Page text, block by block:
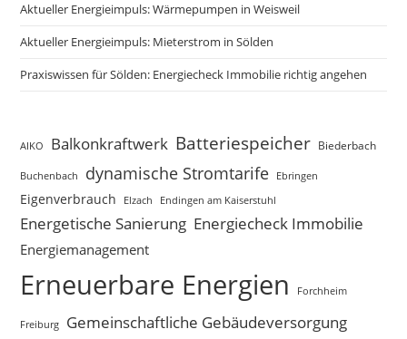
Aktueller Energieimpuls: Wärmepumpen in Weisweil
Aktueller Energieimpuls: Mieterstrom in Sölden
Praxiswissen für Sölden: Energiecheck Immobilie richtig angehen
AIKO Balkonkraftwerk Batteriespeicher Biederbach
Buchenbach dynamische Stromtarife Ebringen
Eigenverbrauch Elzach Endingen am Kaiserstuhl
Energetische Sanierung Energiecheck Immobilie
Energiemanagement
Erneuerbare Energien Forchheim
Freiburg Gemeinschaftliche Gebäudeversorgung